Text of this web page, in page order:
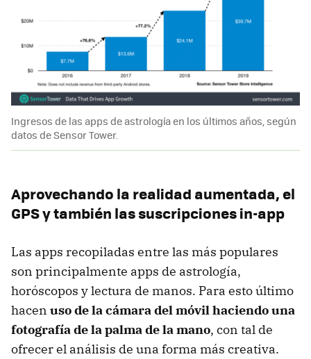
Ingresos de las apps de astrología en los últimos años, según
datos de Sensor Tower.
Aprovechando la realidad aumentada, el
GPS y también las suscripciones in-app
Las apps recopiladas entre las más populares
son principalmente apps de astrología,
horóscopos y lectura de manos. Para esto último
hacen uso de la cámara del móvil haciendo una
fotografía de la palma de la mano, con tal de
ofrecer el análisis de una forma más creativa.